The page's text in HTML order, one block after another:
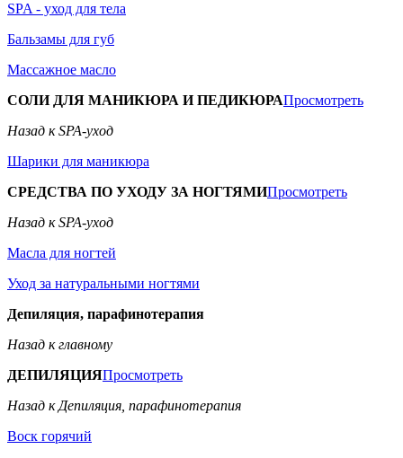
SPA - уход для тела
Бальзамы для губ
Массажное масло
СОЛИ ДЛЯ МАНИКЮРА И ПЕДИКЮРАПросмотреть
Назад к SPA-уход
Шарики для маникюра
СРЕДСТВА ПО УХОДУ ЗА НОГТЯМИПросмотреть
Назад к SPA-уход
Масла для ногтей
Уход за натуральными ногтями
Депиляция, парафинотерапия
Назад к главному
ДЕПИЛЯЦИЯПросмотреть
Назад к Депиляция, парафинотерапия
Воск горячий